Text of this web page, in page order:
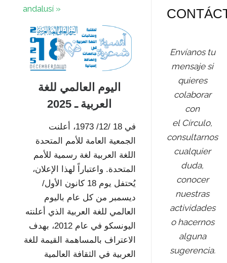
andalusí »
اليوم العالمي للغة
العربية ـ 2025
في 18 /12/ 1973، أعلنت
الجمعية العامة للأمم المتحدة
اللغة العربية لغة رسمية للأمم
المتحدة. واعتباراً لهذا الإعلان،
يُحتفل يوم 18 كانون الأول/
ديسمبر من كل عام باليوم
العالمي للغة العربية الذي أعلنته
اليونسكو في عام 2012، بهدف
الاعتراف بالمساهمة القيمة للغة
العربية في الثقافة العالمية
Envíanos tu
mensaje si
quieres
colaborar
con
el Círculo,
consultarnos
cualquier
duda,
conocer
nuestras
actividades
o hacernos
alguna
sugerencia.